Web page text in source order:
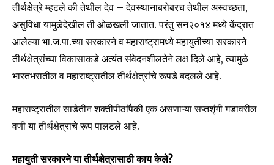
तीर्थक्षेत्रे म्हटले की तेथील देव – देवस्थानाबरोबरच तेथील अस्वच्छता,
असुविधा यामुळेदेखील ती ओळखली जातात. परंतु सन२०१४ मध्ये केंद्रात
आलेल्या भा.ज.पा.च्या सरकारने व महाराष्ट्रामध्ये महायुतीच्या सरकारने
तीर्थक्षेत्रांच्या विकासाकडे अत्यंत संवेदनशीलतेने लक्ष दिले आहे, त्यामुळे
भारतभरातील व महाराष्ट्रातील तीर्थक्षेत्रांचे रूपडे बदलले आहे.
महाराष्ट्रातील साडेतीन शक्तीपीठांपैकी एक असणाऱ्या सप्तशृंगी गडावरील
वणी या तीर्थक्षेत्राचे रूप पालटले आहे.
महायुती सरकारने या तीर्थक्षेत्रासाठी काय केले?